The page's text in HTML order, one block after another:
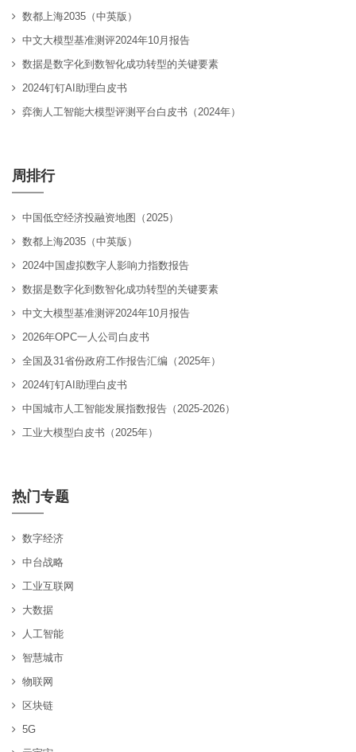
数都上海2035（中英版）
中文大模型基准测评2024年10月报告
数据是数字化到数智化成功转型的关键要素
2024钉钉AI助理白皮书
弈衡人工智能大模型评测平台白皮书（2024年）
周排行
中国低空经济投融资地图（2025）
数都上海2035（中英版）
2024中国虚拟数字人影响力指数报告
数据是数字化到数智化成功转型的关键要素
中文大模型基准测评2024年10月报告
2026年OPC一人公司白皮书
全国及31省份政府工作报告汇编（2025年）
2024钉钉AI助理白皮书
中国城市人工智能发展指数报告（2025-2026）
工业大模型白皮书（2025年）
热门专题
数字经济
中台战略
工业互联网
大数据
人工智能
智慧城市
物联网
区块链
5G